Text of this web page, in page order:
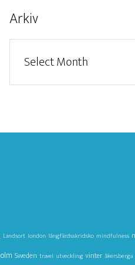
Arkiv
Landsort london långfärdsskridsko mindfulness
Sweden travel utveckling vinter åkersberga